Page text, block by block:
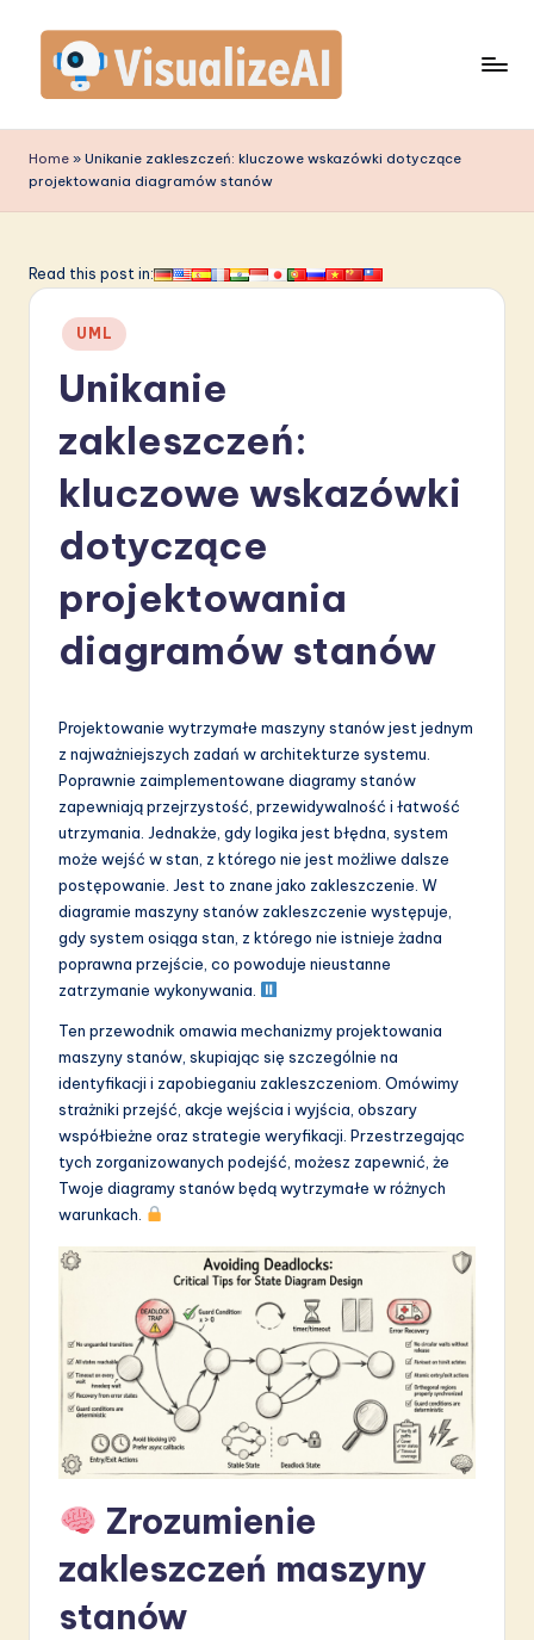
content
is
u
li
A
in
A
&
S
o
w
Home » Unikanie zakleszczeń: kluczowe wskazówki dotyczące
projektowania diagramów stanów
Read this post in:
Posted
in
UML
Unikanie
zakleszczeń:
kluczowe wskazówki
dotyczące
projektowania
diagramów stanów
Projektowanie wytrzymałe maszyny stanów jest jednym
z najważniejszych zadań w architekturze systemu.
Poprawnie zaimplementowane diagramy stanów
zapewniają przejrzystość, przewidywalność i łatwość
utrzymania. Jednakże, gdy logika jest błędna, system
może wejść w stan, z którego nie jest możliwe dalsze
postępowanie. Jest to znane jako zakleszczenie. W
diagramie maszyny stanów zakleszczenie występuje,
gdy system osiąga stan, z którego nie istnieje żadna
poprawna przejście, co powoduje nieustanne
zatrzymanie wykonywania.
Ten przewodnik omawia mechanizmy projektowania
maszyny stanów, skupiając się szczególnie na
identyfikacji i zapobieganiu zakleszczeniom. Omówimy
strażniki przejść, akcje wejścia i wyjścia, obszary
współbieżne oraz strategie weryfikacji. Przestrzegając
tych zorganizowanych podejść, możesz zapewnić, że
Twoje diagramy stanów będą wytrzymałe w różnych
warunkach.
Zrozumienie
zakleszczeń maszyny
stanów